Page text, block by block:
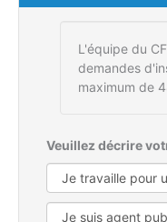
L'équipe du
demandes
maximum de
Veuillez décrire